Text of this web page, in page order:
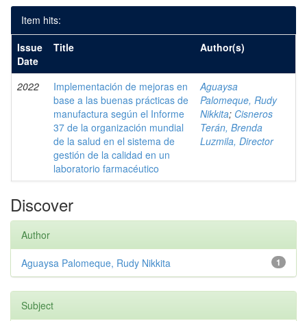
Item hits:
Issue
Date
Title Author(s)
2022
Implementación de mejoras en
base a las buenas prácticas de
manufactura según el Informe
37 de la organización mundial
de la salud en el sistema de
gestión de la calidad en un
laboratorio farmacéutico
Aguaysa
Palomeque, Rudy
Nikkita; Cisneros
Terán, Brenda
Luzmila, Director
Discover
Author
1
Aguaysa Palomeque, Rudy Nikkita
Subject